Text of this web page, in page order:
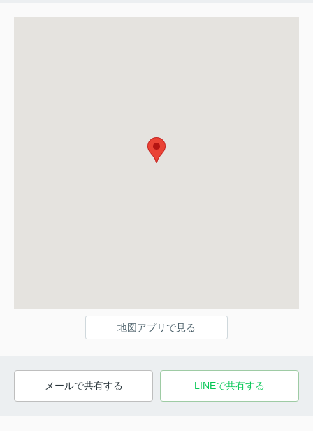
地図アプリで見る
メールで共有する LINEで共有する